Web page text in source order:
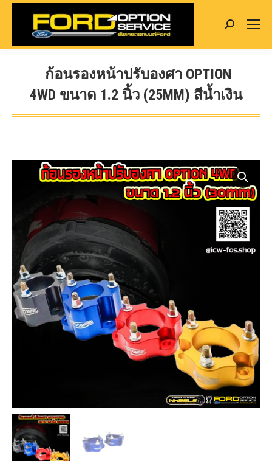
Search:
ก้อนรองหน้าปรับองศา OPTION
4WD ขนาด 1.2 นิ้ว (25MM) สีน้ำเงิน
You are here: